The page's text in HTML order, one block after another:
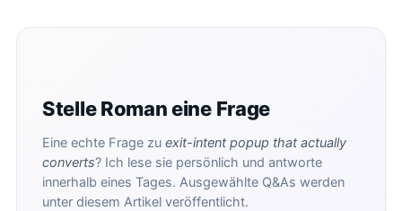
Stelle Roman eine Frage
Eine echte Frage zu exit-intent popup that actually
converts? Ich lese sie persönlich und antworte
innerhalb eines Tages. Ausgewählte Q&As werden
unter diesem Artikel veröffentlicht.